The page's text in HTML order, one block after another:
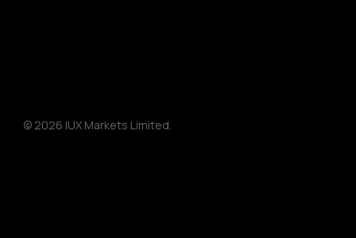
© 2026 IUX Markets Limited.